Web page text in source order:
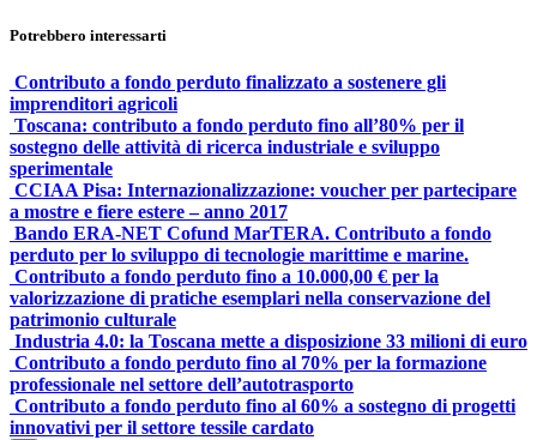
Potrebbero interessarti
Contributo a fondo perduto finalizzato a sostenere gli
imprenditori agricoli
Toscana: contributo a fondo perduto fino all’80% per il
sostegno delle attività di ricerca industriale e sviluppo
sperimentale
CCIAA Pisa: Internazionalizzazione: voucher per partecipare
a mostre e fiere estere – anno 2017
Bando ERA-NET Cofund MarTERA. Contributo a fondo
perduto per lo sviluppo di tecnologie marittime e marine.
Contributo a fondo perduto fino a 10.000,00 € per la
valorizzazione di pratiche esemplari nella conservazione del
patrimonio culturale
Industria 4.0: la Toscana mette a disposizione 33 milioni di euro
Contributo a fondo perduto fino al 70% per la formazione
professionale nel settore dell’autotrasporto
Contributo a fondo perduto fino al 60% a sostegno di progetti
innovativi per il settore tessile cardato